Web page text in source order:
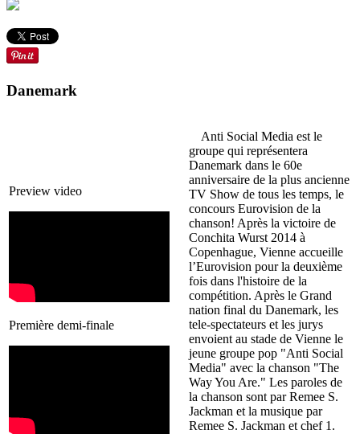
Danemark
Preview video
Première demi-finale
Anti Social Media est le
groupe qui représentera
Danemark dans le 60e
anniversaire de la plus ancienne
TV Show de tous les temps, le
concours Eurovision de la
chanson! Après la victoire de
Conchita Wurst 2014 à
Copenhague, Vienne accueille
l’Eurovision pour la deuxième
fois dans l'histoire de la
compétition. Après le Grand
nation final du Danemark, les
tele-spectateurs et les jurys
envoient au stade de Vienne le
jeune groupe pop "Anti Social
Media" avec la chanson "The
Way You Are." Les paroles de
la chanson sont par Remee S.
Jackman et la musique par
Remee S. Jackman et chef 1.